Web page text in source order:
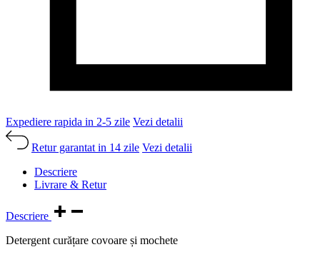
Expediere rapida in 2-5 zile Vezi detalii
Retur garantat in 14 zile Vezi detalii
Descriere
Livrare & Retur
Descriere
Detergent curățare covoare și mochete